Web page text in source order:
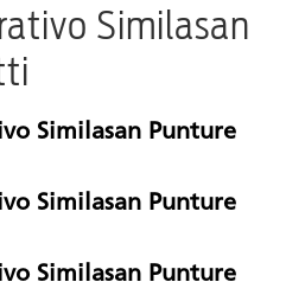
Similasan
Similasan Punture
Similasan Punture
Similasan Punture